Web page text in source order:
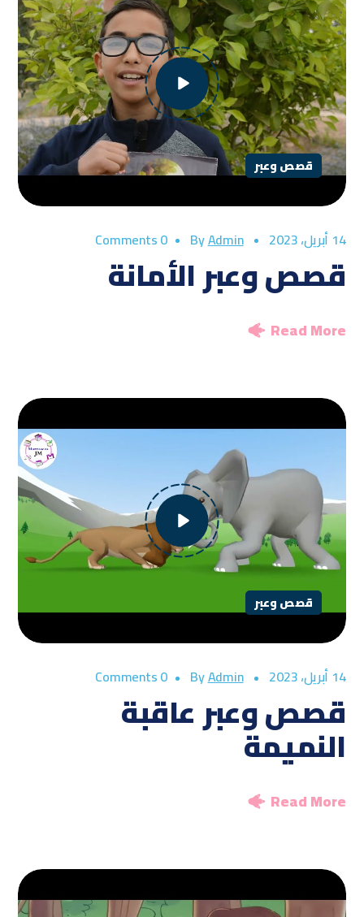
قصص وعبر
14 أبريل، 2023 By
Admin
0 Comments
قصص وعبر الأمانة
Read More
قصص وعبر
14 أبريل، 2023 By
Admin
0 Comments
قصص وعبر عاقبة
النميمة
Read More